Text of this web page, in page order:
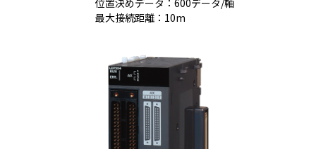
位置決めデータ：600データ/軸
最大接続距離：10m